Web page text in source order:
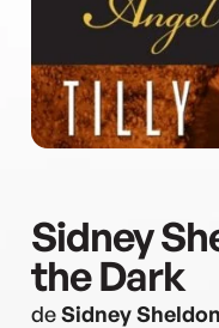
Sidney
the Dark
deSidney